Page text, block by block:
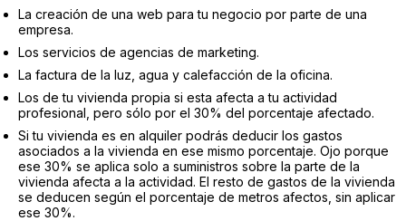
La creación de una web para tu negocio por parte de una
empresa.
Los servicios de agencias de marketing.
La factura de la luz, agua y calefacción de la oficina.
Los de tu vivienda propia si esta afecta a tu actividad
profesional, pero sólo por el 30% del porcentaje afectado.
Si tu vivienda es en alquiler podrás deducir los gastos
asociados a la vivienda en ese mismo porcentaje. Ojo porque
ese 30% se aplica solo a suministros sobre la parte de la
vivienda afecta a la actividad. El resto de gastos de la vivienda
se deducen según el porcentaje de metros afectos, sin aplicar
ese 30%.